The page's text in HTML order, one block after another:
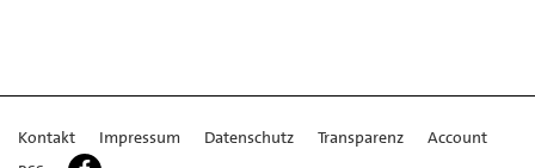
Kontakt Impressum Datenschutz Transparenz
Account